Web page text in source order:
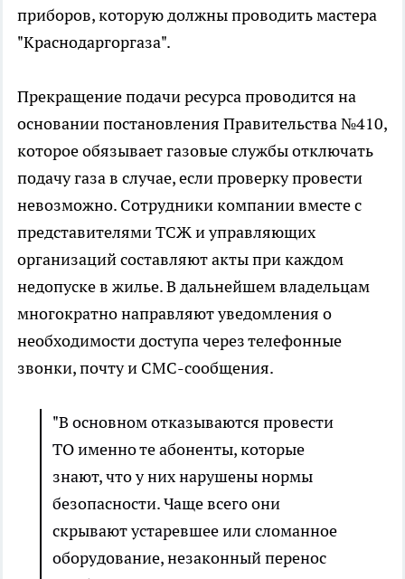
приборов, которую должны проводить мастера
"Краснодаргоргаза".
Прекращение подачи ресурса проводится на
основании постановления Правительства №410,
которое обязывает газовые службы отключать
подачу газа в случае, если проверку провести
невозможно. Сотрудники компании вместе с
представителями ТСЖ и управляющих
организаций составляют акты при каждом
недопуске в жилье. В дальнейшем владельцам
многократно направляют уведомления о
необходимости доступа через телефонные
звонки, почту и СМС-сообщения.
"В основном отказываются провести
ТО именно те абоненты, которые
знают, что у них нарушены нормы
безопасности. Чаще всего они
скрывают устаревшее или сломанное
оборудование, незаконный перенос